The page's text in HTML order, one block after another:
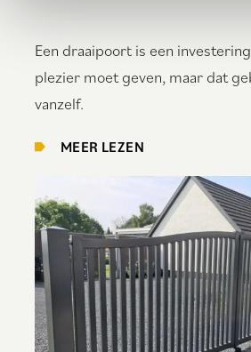
Een draaipoort is een
plezier moet geven, maar dat
vanzelf.
MEER LEZEN